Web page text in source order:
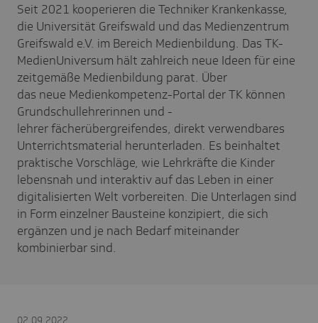
Seit 2021 kooperieren die Techniker Krankenkasse,
die Universität Greifswald und das Medienzentrum
Greifswald e.V. im Bereich Medienbildung. Das TK-
MedienUniversum hält zahlreich neue Ideen für eine
zeitgemäße Medienbildung parat. Über
das neue Medienkompetenz-Portal der TK können
Grundschullehrerinnen und -
lehrer fächerübergreifendes, direkt verwendbares
Unterrichtsmaterial herunterladen. Es beinhaltet
praktische Vorschläge, wie Lehrkräfte die Kinder
lebensnah und interaktiv auf das Leben in einer
digitalisierten Welt vorbereiten. Die Unterlagen sind
in Form einzelner Bausteine konzipiert, die sich
ergänzen und je nach Bedarf miteinander
kombinierbar sind.
02.09.2022